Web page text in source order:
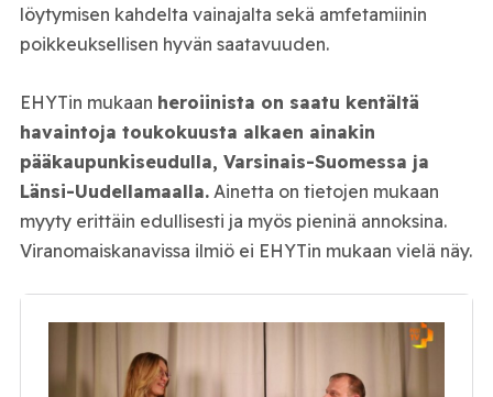
löytymisen kahdelta vainajalta sekä amfetamiinin
poikkeuksellisen hyvän saatavuuden.
EHYTin mukaan heroiinista on saatu kentältä
havaintoja toukokuusta alkaen ainakin
pääkaupunkiseudulla, Varsinais-Suomessa ja
Länsi-Uudellamaalla.Ainetta on tietojen mukaan
myyty erittäin edullisesti ja myös pieninä annoksina.
Viranomaiskanavissa ilmiö ei EHYTin mukaan vielä näy.